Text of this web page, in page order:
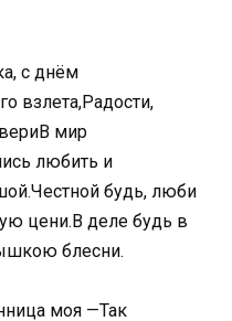
с днём
взлета,Радости,
мир
любить и
будь, люби
цени.В деле будь в
блесни.
моя —Так